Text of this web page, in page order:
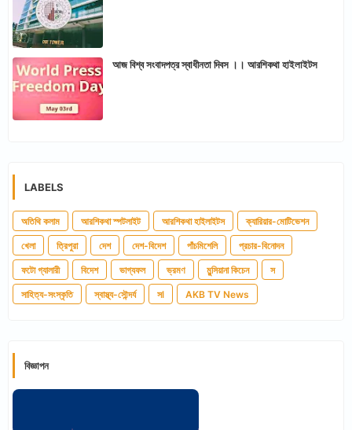
আজ বিশ্ব সংবাদপত্র স্বাধীনতা দিবস ।। আরশিকথা হাইলাইটস
LABELS
অতিথি কলাম আরশিকথা স্পটলাইট আরশিকথা হাইলাইটস ক্যারিয়ার-মোটিভেশন
খেলা ত্রিপুরা দেশ দেশ-বিদেশ পাঁচমিশেলি প্রচার-বিনোদন
ফটো গ্যালারী বিদেশ ভাগ্যফল ভ্রমণ মুন্সিয়ানা কিচেন স
সাহিত্য-সংস্কৃতি স্বাস্থ্য-সৌন্দর্য সl AKB TV News
বিজ্ঞাপন